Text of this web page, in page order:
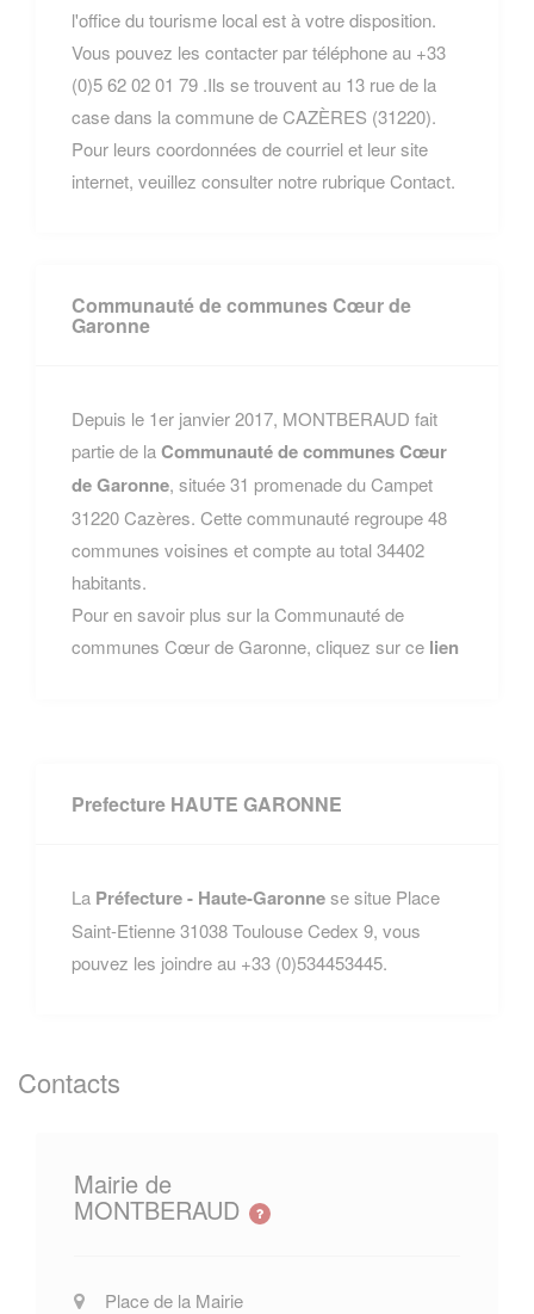
l'office du tourisme local est à votre disposition.
Vous pouvez les contacter par téléphone au +33
(0)5 62 02 01 79 .Ils se trouvent au 13 rue de la
case dans la commune de CAZÈRES (31220).
Pour leurs coordonnées de courriel et leur site
internet, veuillez consulter notre rubrique Contact.
Communauté de communes Cœur de
Garonne
Depuis le 1er janvier 2017, MONTBERAUD fait
partie de laCommunauté de communes Cœur
de Garonne, située 31 promenade du Campet
31220 Cazères. Cette communauté regroupe 48
communes voisines et compte au total 34402
habitants.
Pour en savoir plus sur la Communauté de
communes Cœur de Garonne, cliquez sur ce lien
Prefecture HAUTE GARONNE
La Préfecture - Haute-Garonnese situe Place
Saint-Etienne 31038 Toulouse Cedex 9, vous
pouvez les joindre au +33 (0)534453445.
Contacts
Mairie de
MONTBERAUD
Place de la Mairie